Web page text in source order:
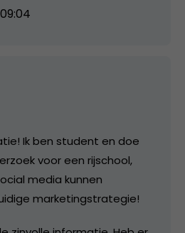
Ik ben student en doe
voor een rijschool,
media kunnen
marketingstrategie!